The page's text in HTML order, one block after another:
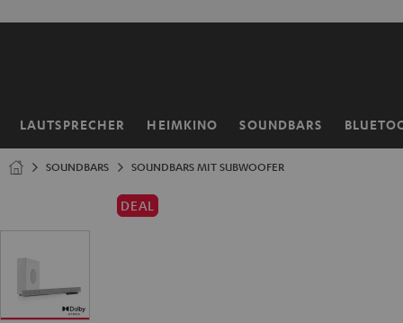
LAUTSPRECHER HEIMKINO SOUNDBARS
Startseite
SOUNDBARS SOUNDBARS MIT SUBWOOFER
DEAL